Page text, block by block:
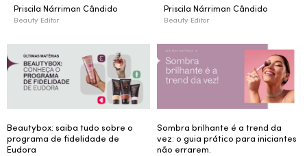
Priscila Nárriman Cândido
Beauty Editor
Beautybox: saiba tudo sobre o
programa de fidelidade de
Eudora
Priscila Nárriman Cândido
Beauty Editor
Sombra brilhante é a trend da
vez: o guia prático para iniciantes
não errarem.